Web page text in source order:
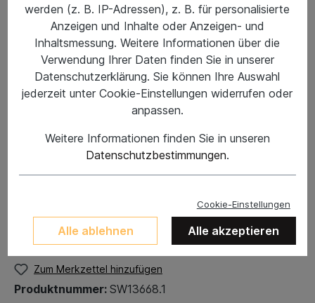
79,95 €* %
99,95 €* (20.01% gespart)
Preise inkl. MwSt. zzgl. Versandkosten
Nicht mehr verfügbar
Schuhgröße
US9,5/EU42,5
US10,5/EU44
Zum Merkzettel hinzufügen
Produktnummer: SW13668.1
werden (z. B. IP-Adressen), z. B. für personalisierte
Anzeigen und Inhalte oder Anzeigen- und
Inhaltsmessung. Weitere Informationen über die
Verwendung Ihrer Daten finden Sie in unserer
Datenschutzerklärung. Sie können Ihre Auswahl
jederzeit unter Cookie-Einstellungen widerrufen oder
anpassen.
Weitere Informationen finden Sie in unseren
Datenschutzbestimmungen.
Cookie-Einstellungen
Alle ablehnen Alle akzeptieren